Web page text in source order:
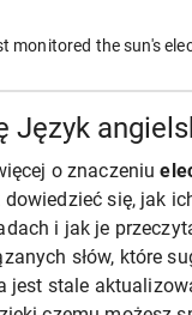
monitored the sun's
Język
o znaczeniu
dowiedzieć się, jak
i jak je
słów, które
jest stale